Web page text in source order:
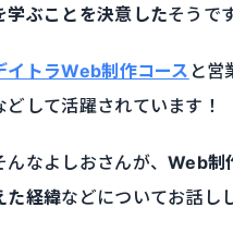
学ぶことを決意したそうです
イトラWeb制作コース と営
どして活躍されています！
んなよしおさんが、Web制
た経緯などについてお話し